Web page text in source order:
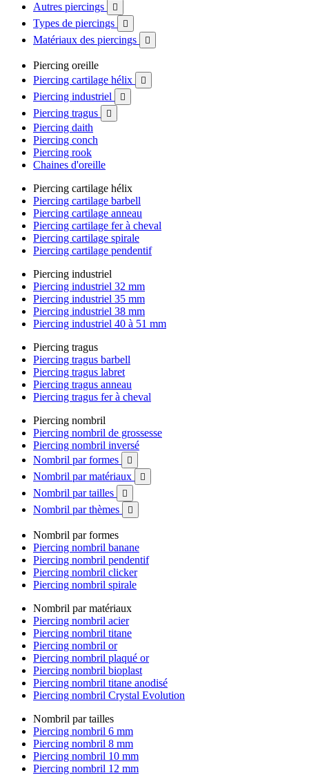
Autres piercings 
Types de piercings 
Matériaux des piercings 
Piercing oreille
Piercing cartilage hélix

Piercing industriel 
Piercing tragus 
Piercing daith
Piercing conch
Piercing rook
Chaines d'oreille
Piercing cartilage hélix
Piercing cartilage barbell
Piercing cartilage anneau
Piercing cartilage fer à cheval
Piercing cartilage spirale
Piercing cartilage pendentif
Piercing industriel
Piercing industriel 32 mm
Piercing industriel 35 mm
Piercing industriel 38 mm
Piercing industriel 40 à 51 mm
Piercing tragus
Piercing tragus barbell
Piercing tragus labret
Piercing tragus anneau
Piercing tragus fer à cheval
Piercing nombril
Piercing nombril de grossesse
Piercing nombril inversé
Nombril par formes

Nombril par matériaux 
Nombril par tailles 
Nombril par thèmes 
Nombril par formes
Piercing nombril banane
Piercing nombril pendentif
Piercing nombril clicker
Piercing nombril spirale
Nombril par matériaux
Piercing nombril acier
Piercing nombril titane
Piercing nombril or
Piercing nombril plaqué or
Piercing nombril bioplast
Piercing nombril titane anodisé
Piercing nombril Crystal Evolution
Nombril par tailles
Piercing nombril 6 mm
Piercing nombril 8 mm
Piercing nombril 10 mm
Piercing nombril 12 mm